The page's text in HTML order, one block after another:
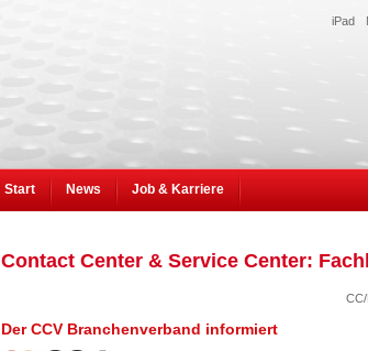
iPad
Start News Job & Karriere
Contact Center & Service Center:
Der CCV Branchenverband informiert